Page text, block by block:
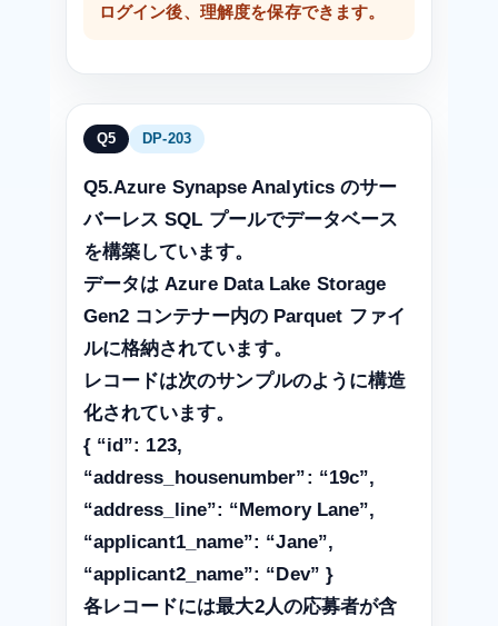
ログイン後、理解度を保存できます。
Q5 DP-203
Q5.Azure Synapse Analytics のサー
バーレス SQL プールでデータベース
を構築しています。
データは Azure Data Lake Storage
Gen2 コンテナー内の Parquet ファイ
ルに格納されています。
レコードは次のサンプルのように構造
化されています。
{ “id”: 123,
“address_housenumber”: “19c”,
“address_line”: “Memory Lane”,
“applicant1_name”: “Jane”,
“applicant2_name”: “Dev” }
各レコードには最大2人の応募者が含